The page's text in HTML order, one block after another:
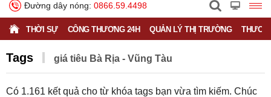
Đường dây nóng: 0866.59.4498
THỜI SỰ CÔNG THƯƠNG 24H QUẢN LÝ THỊ TRƯỜNG
Tags ​​​​​​​​​​​​​​​​​​​​​​​​​​​​​​​​​​​​​​​​​​giá tiêu Bà Rịa - Vũng Tàu​​​​​​​​​​​​​​​​​​​​​​​​​​​​​​​​​​​​​​​​​​​​​​​​​​​​​​​​​​​​​​​​​​​​​​​​​​​​​​​​​​
Có 1.161 kết quả cho từ khóa tags bạn vừa tìm kiếm. Chúc